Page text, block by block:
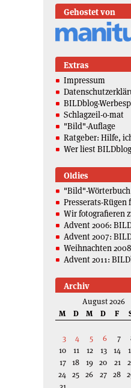
Gehostet von
Extras
Impressum
BILDblog-
Schlagzeil-o-mat
"Bild"-Auflage
Ratgeber: Hilfe,
Wer liest
Oldies
"Bild"-Wörterbuch
Presserats-
Wir fotografieren
Advent 2006:
Advent 2007:
Weihnachten
Advent 2011:
Archiv
August 2026
M
D M D F
3
4 5 6 7
10
11 12 13 14
17 18 19 20 21
24 25 26 27 28